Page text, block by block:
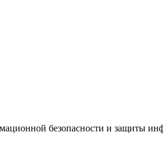
безопасности и защиты